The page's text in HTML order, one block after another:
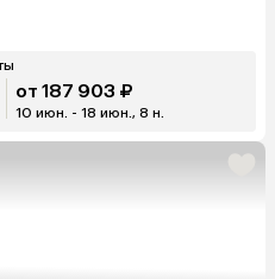
от 187 903 ₽
10 июн. - 18 июн., 8 н.